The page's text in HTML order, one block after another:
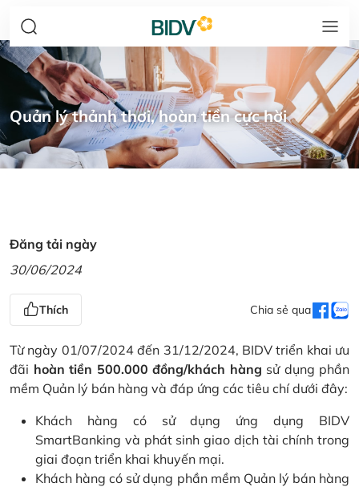
Quản lý thảnh thơi, hoàn tiền cực hời
Đăng tải ngày
30/06/2024
Thích Chia sẻ qua
Từ ngày 01/07/2024 đến 31/12/2024, BIDV triển khai ưu
đãi hoàn tiền 500.000 đồng/khách hàng sử dụng phần
mềm Quản lý bán hàng và đáp ứng các tiêu chí dưới đây:
Khách hàng có sử dụng ứng dụng BIDV
SmartBanking và phát sinh giao dịch tài chính trong
giai đoạn triển khai khuyến mại.
Khách hàng có sử dụng phần mềm Quản lý bán hàng